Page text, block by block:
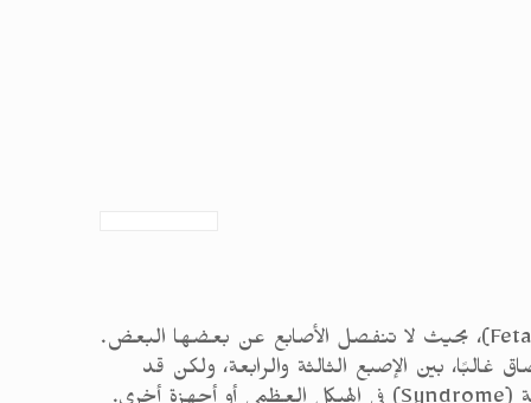
او ارْتِفاقَ الأَصابِع (Syndactyly) هو حالة ناتجة عن خلل خِلقي يحدث أثناء التطور الجنيني (Fetation)، بحيث لا تنفصل الأصابع عن بعضها البعض.
بين الإصبع الثالثة والرابعة، ولكن قد